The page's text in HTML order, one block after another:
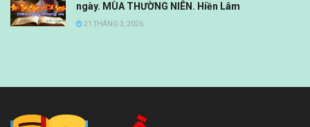
ngày. MÙA THƯỜNG NIÊN. Hiền Lâm
21 THÁNG 3, 2026